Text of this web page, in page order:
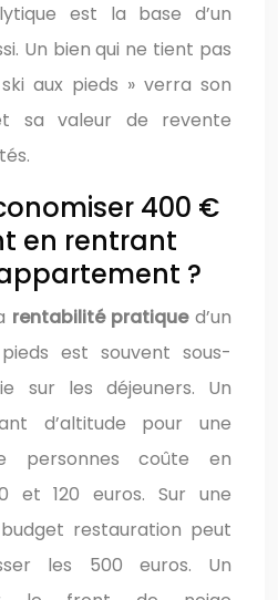
est la base d’un
Un bien qui ne tient pas
aux pieds » verra son
sa valeur de revente
400 €
en rentrant
?
rentabilité pratiqued’un
est souvent sous-
sur les déjeuners. Un
d’altitude pour une
personnes coûte en
et 120 euros. Sur une
restauration peut
les 500 euros. Un